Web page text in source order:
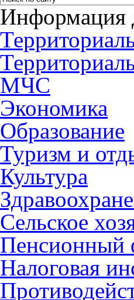
Информация
МЧС
Экономика
Образование
Туризм и
Культура
Сельское
Пенсионный
Налоговая